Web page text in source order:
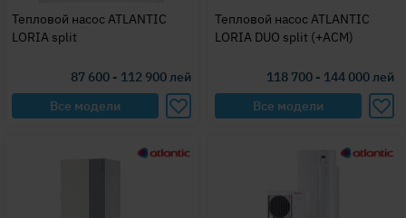
Тепловой насос ATLANTIC
LORIA split
87 600 - 112 900лей
Все модели
Тепловой насос ATLANTIC
LORIA DUO split (+ACM)
118 700 - 144 000лей
Все модели